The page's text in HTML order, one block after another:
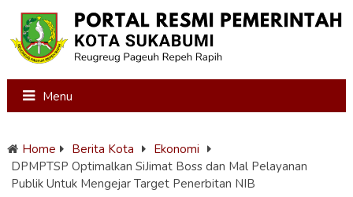
Menu
Home Berita Kota
Ekonomi
DPMPTSP Optimalkan SiJimat Boss dan Mal Pelayanan
Publik Untuk Mengejar Target Penerbitan NIB